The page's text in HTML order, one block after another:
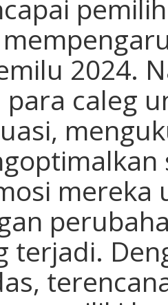
2024.
para caleg
mereka
terjadi.